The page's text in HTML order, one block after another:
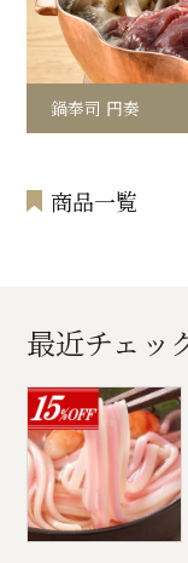
鍋奉司 円奏
商品一覧
最近チェッ